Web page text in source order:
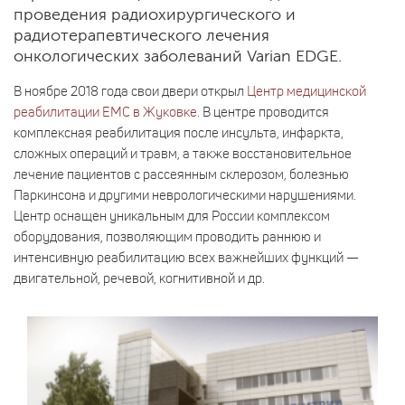
проведения радиохирургического и
радиотерапевтического лечения
онкологических заболеваний Varian EDGE.
В ноябре 2018 года свои двери открыл Центр медицинской
реабилитации EMC в Жуковке. В центре проводится
комплексная реабилитация после инсульта, инфаркта,
сложных операций и травм, а также восстановительное
лечение пациентов с рассеянным склерозом, болезнью
Паркинсона и другими неврологическими нарушениями.
Центр оснащен уникальным для России комплексом
оборудования, позволяющим проводить раннюю и
интенсивную реабилитацию всех важнейших функций —
двигательной, речевой, когнитивной и др.